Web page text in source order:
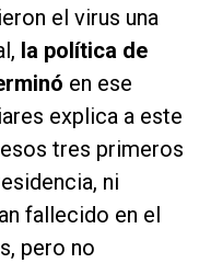
el virus una
la política de
en ese
explica a este
tres primeros
ni
fallecido en el
pero no